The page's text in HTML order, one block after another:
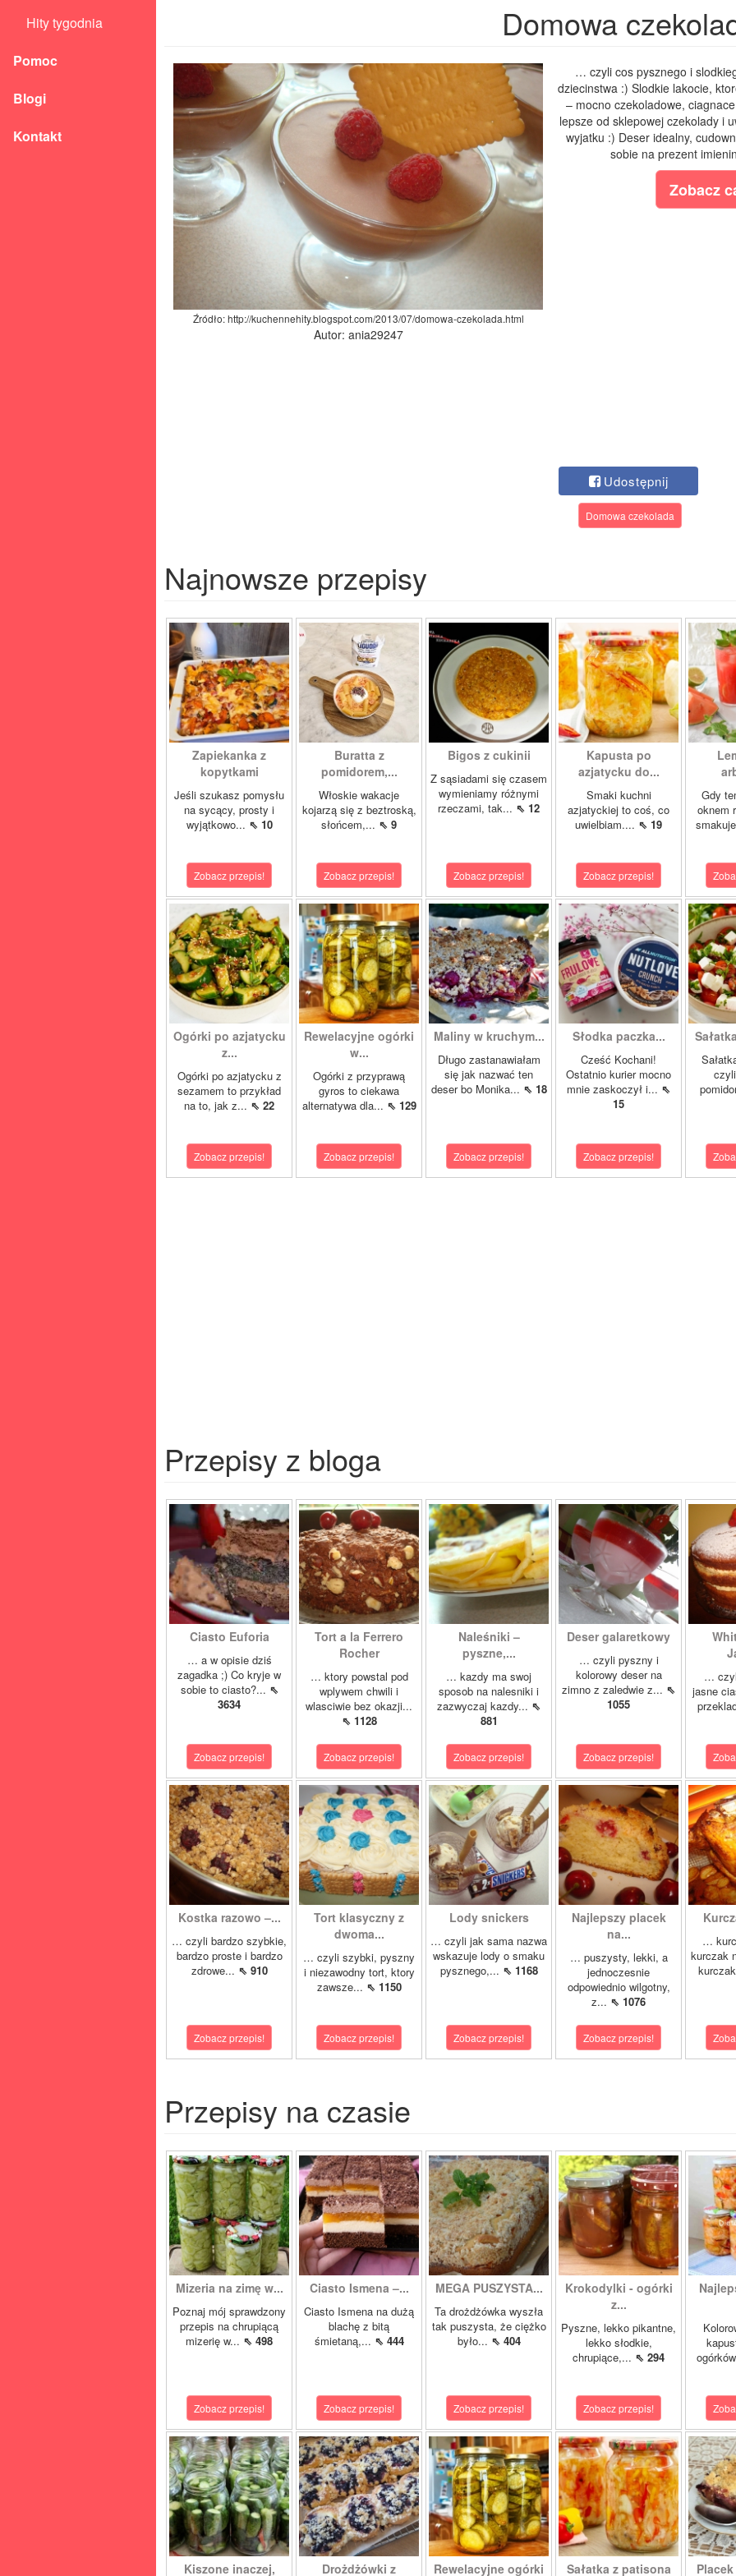
Hity tygodnia
Pomoc
Blogi
Kontakt
Domowa
Źródło: http://kuchennehity.blogspot.com/2013/07/domowa-czekolada.html
Autor: ania29247
… czyli cos pysznego i
dziecinstwa :) Slodkie lakocie,
– mocno czekoladowe,
lepsze od sklepowej czekolady i
wyjatku :) Deser idealny,
sobie na prezent
Zobacz
Udostępnij
Domowa czekolada
Najnowsze przepisy
Zapiekanka z
kopytkami
Jeśli szukasz pomysłu
na sycący, prosty i
wyjątkowo... ⇖ 10
Zobacz przepis!
Buratta z
pomidorem,...
Włoskie wakacje
kojarzą się z beztroską,
słońcem,... ⇖ 9
Zobacz przepis!
Bigos z cukinii
Z sąsiadami się czasem
wymieniamy różnymi
rzeczami, tak... ⇖ 12
Zobacz przepis!
Kapusta po
azjatycku do...
Smaki kuchni
azjatyckiej to coś, co
uwielbiam.... ⇖ 19
Zobacz przepis!
Gdy
oknem
Ogórki po azjatycku
z...
Ogórki po azjatycku z
sezamem to przykład
na to, jak z... ⇖ 22
Zobacz przepis!
Rewelacyjne ogórki
w...
Ogórki z przyprawą
gyros to ciekawa
alternatywa dla... ⇖ 129
Zobacz przepis!
Maliny w kruchym...
Długo zastanawiałam
się jak nazwać ten
deser bo Monika... ⇖ 18
Zobacz przepis!
Słodka paczka...
Cześć Kochani!
Ostatnio kurier mocno
mnie zaskoczył i... ⇖
15
Zobacz przepis!
Przepisy z bloga
Ciasto Euforia
… a w opisie dziś
zagadka ;) Co kryje w
sobie to ciasto?... ⇖
3634
Zobacz przepis!
Tort a la Ferrero
Rocher
… ktory powstal pod
wplywem chwili i
wlasciwie bez okazji...
⇖ 1128
Zobacz przepis!
Naleśniki –
pyszne,...
… kazdy ma swoj
sposob na nalesniki i
zazwyczaj kazdy... ⇖
881
Zobacz przepis!
Deser galaretkowy
… czyli pyszny i
kolorowy deser na
zimno z zaledwie z... ⇖
1055
Zobacz przepis!
…
jasne
Kostka razowo –...
… czyli bardzo szybkie,
bardzo proste i bardzo
zdrowe... ⇖ 910
Zobacz przepis!
Tort klasyczny z
dwoma...
… czyli szybki, pyszny
i niezawodny tort, ktory
zawsze... ⇖ 1150
Zobacz przepis!
Lody snickers
… czyli jak sama nazwa
wskazuje lody o smaku
pysznego,... ⇖ 1168
Zobacz przepis!
Najlepszy placek
na...
… puszysty, lekki, a
jednoczesnie
odpowiednio wilgotny,
z... ⇖ 1076
Zobacz przepis!
…
kurczak
Przepisy na czasie
Mizeria na zimę w...
Poznaj mój sprawdzony
przepis na chrupiącą
mizerię w... ⇖ 498
Zobacz przepis!
Ciasto Ismena –...
Ciasto Ismena na dużą
blachę z bitą
śmietaną,... ⇖ 444
Zobacz przepis!
MEGA PUSZYSTA...
Ta drożdżówka wyszła
tak puszysta, że ciężko
było... ⇖ 404
Zobacz przepis!
Krokodylki - ogórki
z...
Pyszne, lekko pikantne,
lekko słodkie,
chrupiące,... ⇖ 294
Zobacz przepis!
Kiszone inaczej, Drożdżówki z Rewelacyjne ogórki Sałatka z patisona